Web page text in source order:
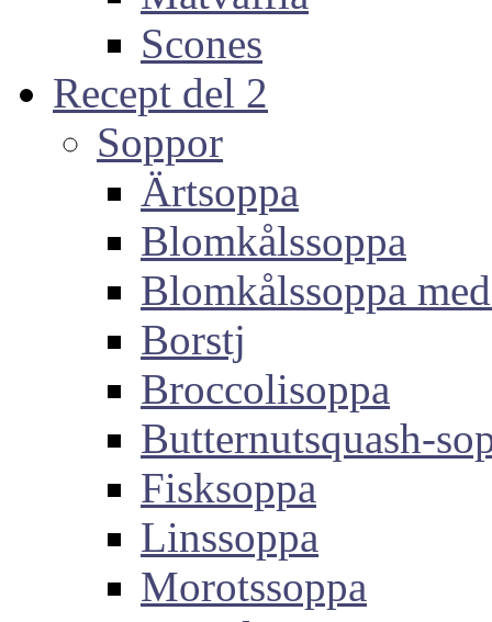
Scones
Recept del 2
Soppor
Ärtsoppa
Blomkålssoppa
Blomkålssoppa
Borstj
Broccolisoppa
Butternutsquash-
Fisksoppa
Linssoppa
Morotssoppa